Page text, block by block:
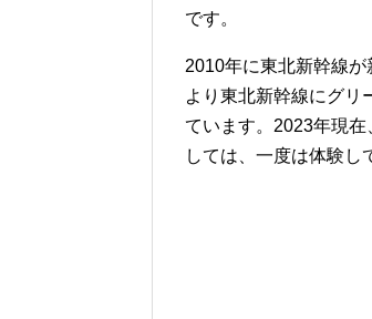
です。
2010年に東北新幹線
より東北新幹線にグリ
ています。2023年現在
しては、一度は体験し